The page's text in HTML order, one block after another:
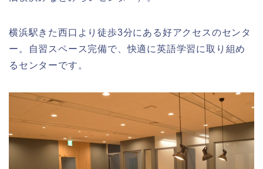
横浜駅きた西口より徒歩3分にある好アクセスのセンタ
ー。自習スペース完備で、快適に英語学習に取り組め
るセンターです。